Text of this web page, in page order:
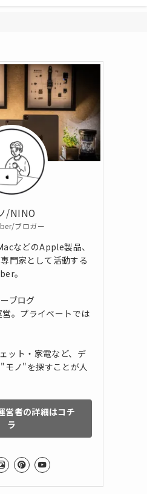
/NINO
ブロガー
などのApple製品、
門家として活動する
。
ブログ
営。プライベートでは
ット・家電など、デ
モノ"を探すことが人
営者の詳細はコチ
ラ